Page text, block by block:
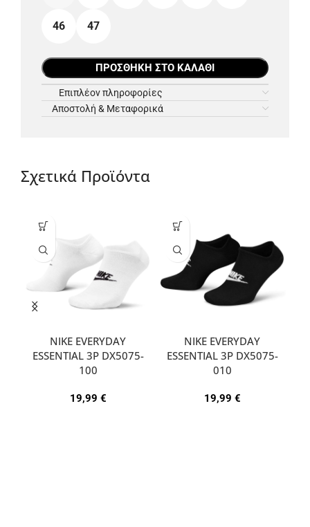
46 47
ΠΡΟΣΘΉΚΗ ΣΤΟ ΚΑΛΆΘΙ
Επιπλέον πληροφορίες
Αποστολή & Μεταφορικά
Σχετικά Προϊόντα
NIKE EVERYDAY
ESSENTIAL 3P DX5075-
100
19,99 €
NIKE EVERYDAY
ESSENTIAL 3P DX5075-
010
19,99 €